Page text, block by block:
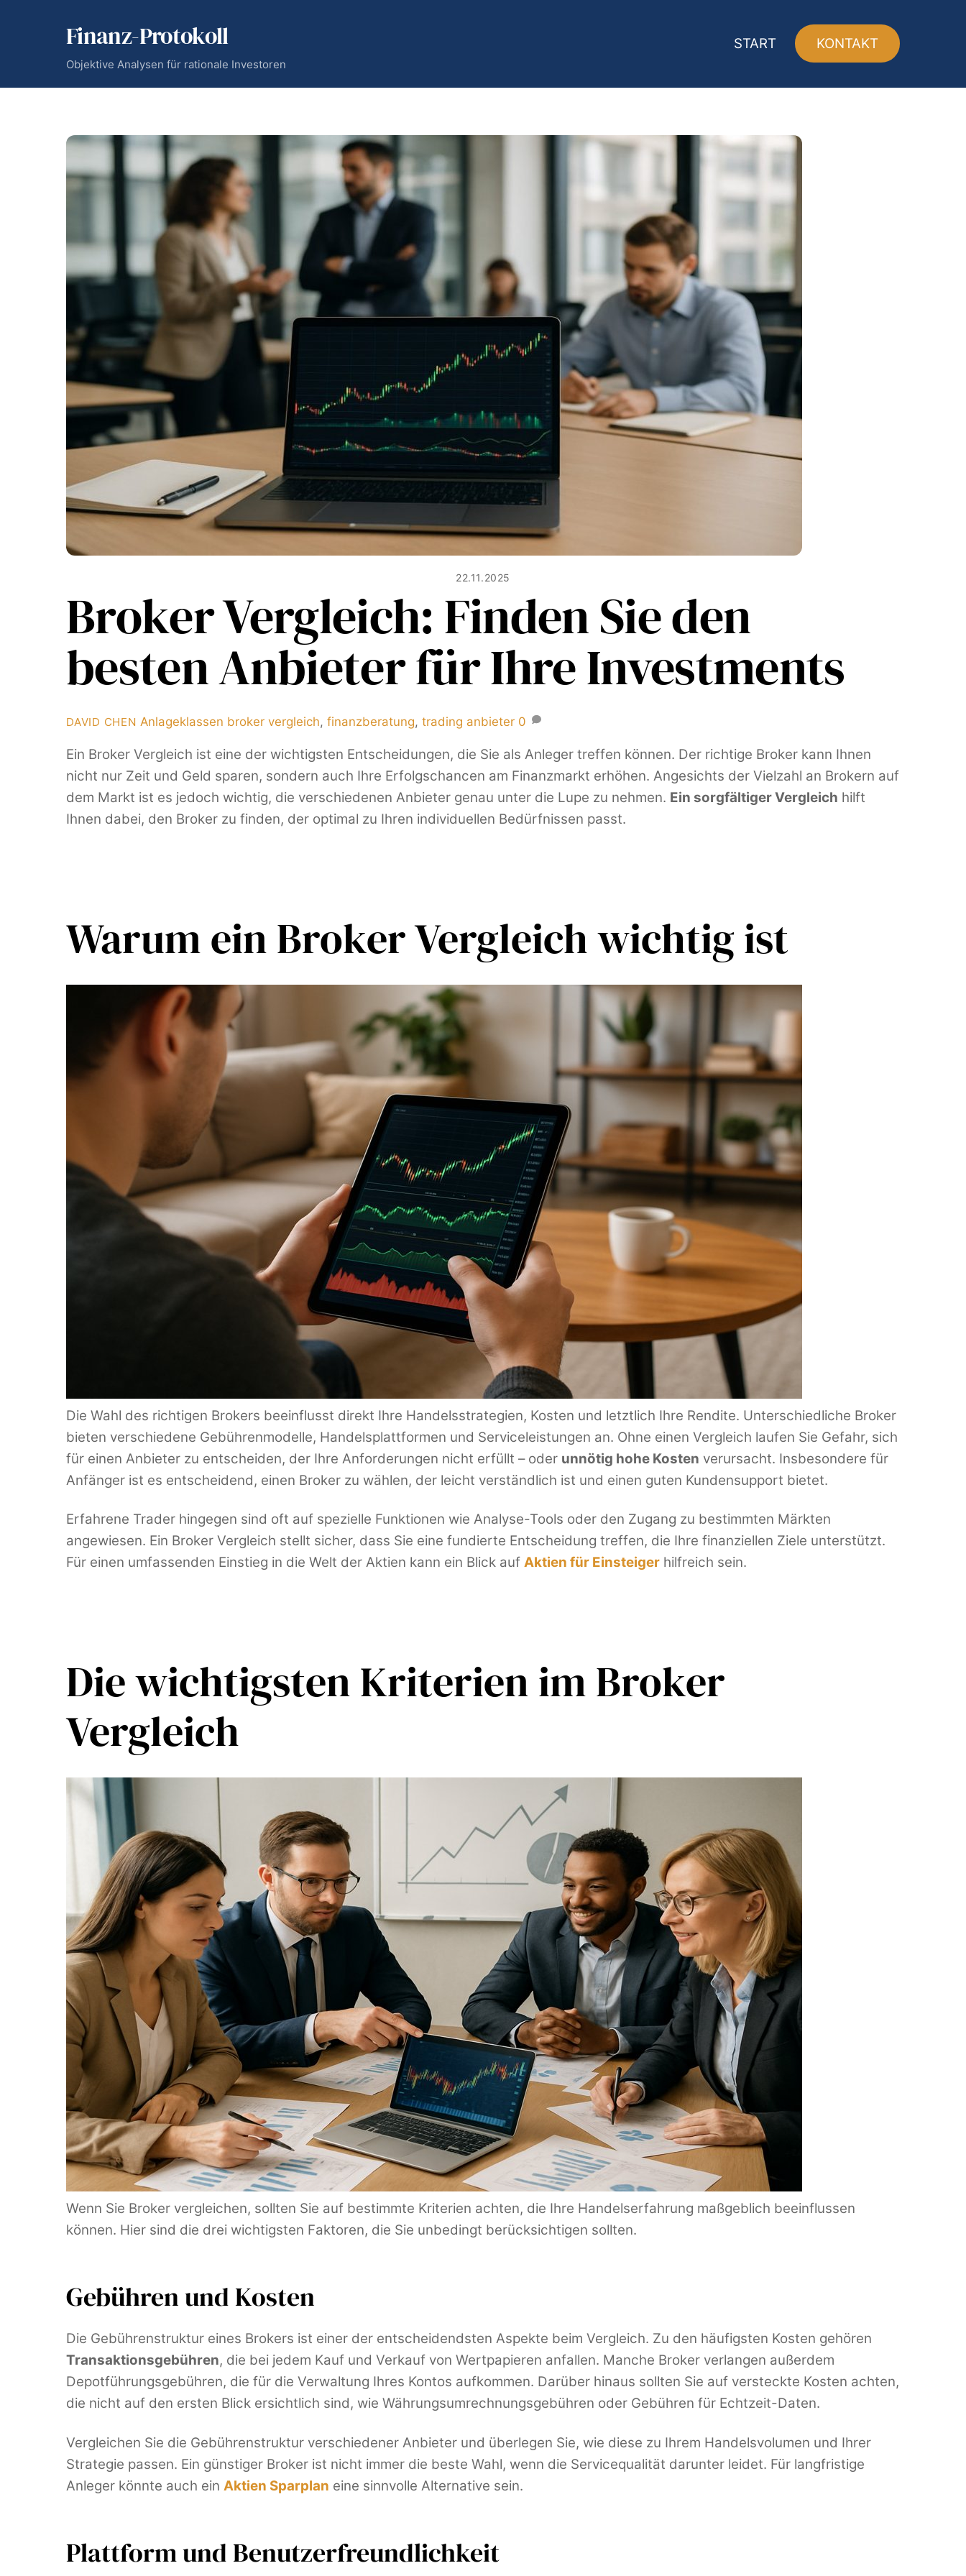
Finanz-Protokoll
Objektive Analysen für rationale Investoren
START KONTAKT
22.11.2025
Broker Vergleich: Finden Sie den
besten Anbieter für Ihre Investments
DAVID CHEN Anlageklassen broker vergleich, finanzberatung, trading anbieter 0
Ein Broker Vergleich ist eine der wichtigsten Entscheidungen, die Sie als Anleger treffen können. Der richtige Broker kann Ihnen
nicht nur Zeit und Geld sparen, sondern auch Ihre Erfolgschancen am Finanzmarkt erhöhen. Angesichts der Vielzahl an Brokern auf
dem Markt ist es jedoch wichtig, die verschiedenen Anbieter genau unter die Lupe zu nehmen. Ein sorgfältiger Vergleich hilft
Ihnen dabei, den Broker zu finden, der optimal zu Ihren individuellen Bedürfnissen passt.
Warum ein Broker Vergleich wichtig ist
Die Wahl des richtigen Brokers beeinflusst direkt Ihre Handelsstrategien, Kosten und letztlich Ihre Rendite. Unterschiedliche Broker
bieten verschiedene Gebührenmodelle, Handelsplattformen und Serviceleistungen an. Ohne einen Vergleich laufen Sie Gefahr, sich
für einen Anbieter zu entscheiden, der Ihre Anforderungen nicht erfüllt – oder unnötig hohe Kosten verursacht. Insbesondere für
Anfänger ist es entscheidend, einen Broker zu wählen, der leicht verständlich ist und einen guten Kundensupport bietet.
Erfahrene Trader hingegen sind oft auf spezielle Funktionen wie Analyse-Tools oder den Zugang zu bestimmten Märkten
angewiesen. Ein Broker Vergleich stellt sicher, dass Sie eine fundierte Entscheidung treffen, die Ihre finanziellen Ziele unterstützt.
Für einen umfassenden Einstieg in die Welt der Aktien kann ein Blick auf Aktien für Einsteiger hilfreich sein.
Die wichtigsten Kriterien im Broker
Vergleich
Wenn Sie Broker vergleichen, sollten Sie auf bestimmte Kriterien achten, die Ihre Handelserfahrung maßgeblich beeinflussen
können. Hier sind die drei wichtigsten Faktoren, die Sie unbedingt berücksichtigen sollten.
Gebühren und Kosten
Die Gebührenstruktur eines Brokers ist einer der entscheidendsten Aspekte beim Vergleich. Zu den häufigsten Kosten gehören
Transaktionsgebühren, die bei jedem Kauf und Verkauf von Wertpapieren anfallen. Manche Broker verlangen außerdem
Depotführungsgebühren, die für die Verwaltung Ihres Kontos aufkommen. Darüber hinaus sollten Sie auf versteckte Kosten achten,
die nicht auf den ersten Blick ersichtlich sind, wie Währungsumrechnungsgebühren oder Gebühren für Echtzeit-Daten.
Vergleichen Sie die Gebührenstruktur verschiedener Anbieter und überlegen Sie, wie diese zu Ihrem Handelsvolumen und Ihrer
Strategie passen. Ein günstiger Broker ist nicht immer die beste Wahl, wenn die Servicequalität darunter leidet. Für langfristige
Anleger könnte auch ein Aktien Sparplan eine sinnvolle Alternative sein.
Plattform und Benutzerfreundlichkeit